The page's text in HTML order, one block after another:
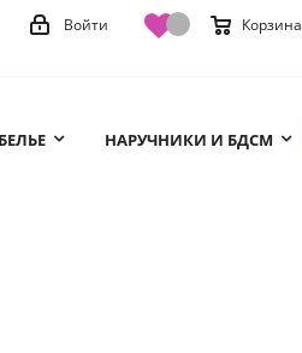
Корзина
Войти
НАРУЧНИКИ И БДСМ